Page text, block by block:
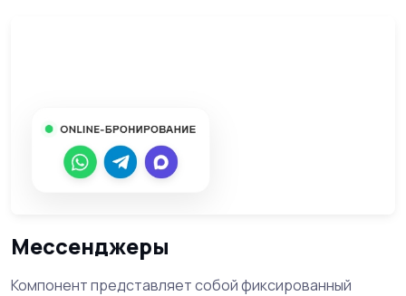
Мессенджеры
Компонент представляет собой фиксированный